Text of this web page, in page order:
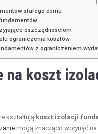
starego domu
oszczędnościom
ograniczenia kosztów
z ograniczeniem
na koszt
kształtują koszt izolacji
mogą znacząco wpłynąć